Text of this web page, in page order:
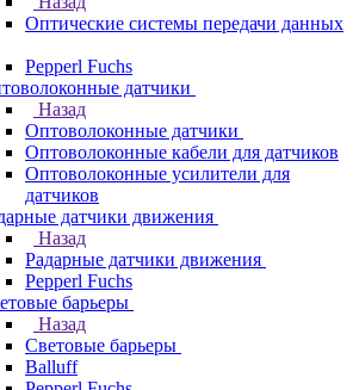
Оптические системы передачи данных
Pepperl Fuchs
датчики
Назад
Оптоволоконные датчики
Оптоволоконные кабели для датчиков
Оптоволоконные усилители для
датчиков
датчики движения
Назад
Радарные датчики движения
Pepperl Fuchs
барьеры
Назад
Световые барьеры
Balluff